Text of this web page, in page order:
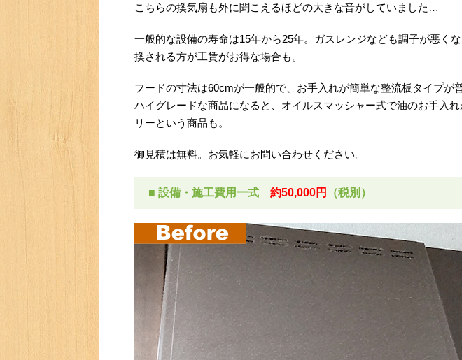
こちらの換気扇も外に聞こえるほどの大きな音がしていました…
一般的な設備の寿命は15年から25年。ガスレンジなども調子が悪く
換される方が工賃がお得な場合も。
フードの寸法は60cmが一般的で、お手入れが簡単な整流板タイプが
ハイグレードな商品になると、オイルスマッシャー式で油のお手入
リーという商品も。
御見積は無料。お気軽にお問い合わせください。
■ 設備・施工費用一式 約50,000円 （税別）